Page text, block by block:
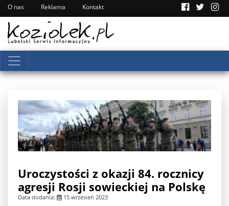
O nas Reklama Kontakt
Uroczystości z okazji 84. rocznicy
agresji Rosji sowieckiej na Polskę
Data dodania: 15 wrzesień 2023